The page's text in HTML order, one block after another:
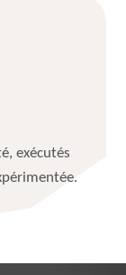
exécutés